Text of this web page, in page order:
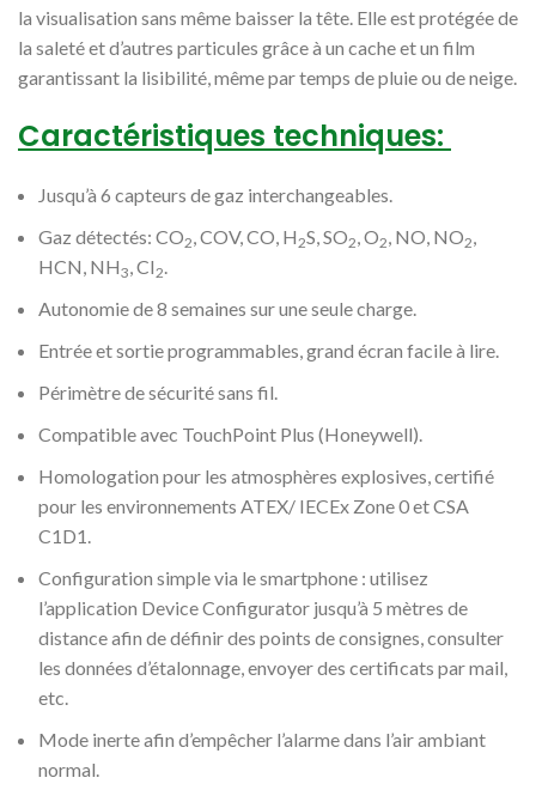
la visualisation sans même baisser la tête. Elle est protégée de
la saleté et d’autres particules grâce à un cache et un film
garantissant la lisibilité, même par temps de pluie ou de neige.
Caractéristiques techniques:
Jusqu’à 6 capteurs de gaz interchangeables.
Gaz détectés: CO2, COV, CO, H2S, SO2, O2, NO, NO2,
HCN, NH3, CI2.
Autonomie de 8 semaines sur une seule charge.
Entrée et sortie programmables, grand écran facile à lire.
Périmètre de sécurité sans fil.
Compatible avec TouchPoint Plus (Honeywell).
Homologation pour les atmosphères explosives, certifié
pour les environnements ATEX/ IECEx Zone 0 et CSA
C1D1.
Configuration simple via le smartphone : utilisez
l’application Device Configurator jusqu’à 5 mètres de
distance afin de définir des points de consignes, consulter
les données d’étalonnage, envoyer des certificats par mail,
etc.
Mode inerte afin d’empêcher l’alarme dans l’air ambiant
normal.